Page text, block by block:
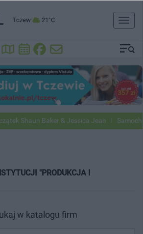
Tczew 21°C
Toggle
Shaun Baker & Jessica Jean
"PRODUKCJA I
w katalogu firm